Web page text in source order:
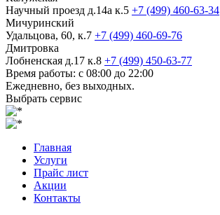
Научный проезд д.14а к.5 +7 (499) 460-63-34
Мичуринский
Удальцова, 60, к.7 +7 (499) 460-69-76
Дмитровка
Лобненская д.17 к.8 +7 (499) 450-63-77
Время работы: с 08:00 до 22:00
Ежедневно, без выходных.
Выбрать сервис
Главная
Услуги
Прайс лист
Акции
Контакты